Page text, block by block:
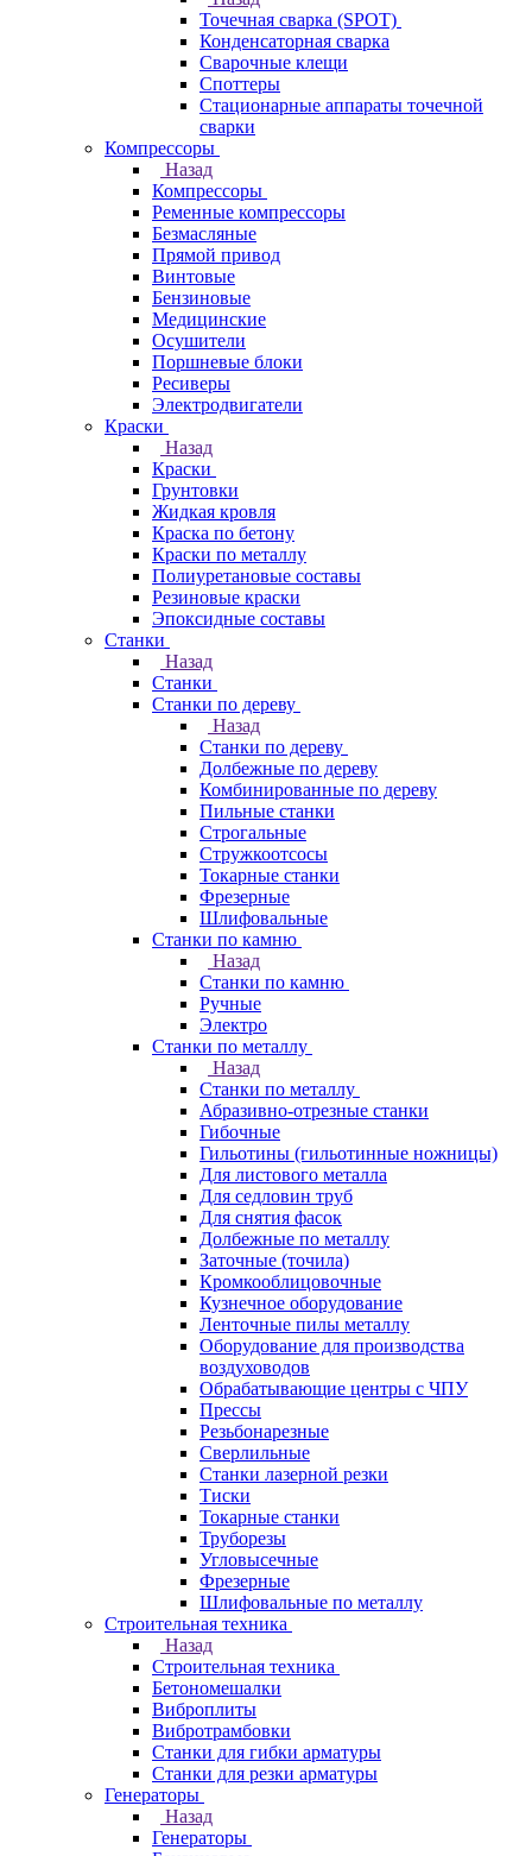
Точечная сварка (SPOT)
Конденсаторная сварка
Сварочные клещи
Споттеры
Стационарные аппараты точечной
сварки
Компрессоры
Назад
Компрессоры
Ременные компрессоры
Безмасляные
Прямой привод
Винтовые
Бензиновые
Медицинские
Осушители
Поршневые блоки
Ресиверы
Электродвигатели
Краски
Назад
Краски
Грунтовки
Жидкая кровля
Краска по бетону
Краски по металлу
Полиуретановые составы
Резиновые краски
Эпоксидные составы
Станки
Назад
Станки
Станки по дереву
Назад
Станки по дереву
Долбежные по дереву
Комбинированные по дереву
Пильные станки
Строгальные
Стружкоотсосы
Токарные станки
Фрезерные
Шлифовальные
Станки по камню
Назад
Станки по камню
Ручные
Электро
Станки по металлу
Назад
Станки по металлу
Абразивно-отрезные станки
Гибочные
Гильотины (гильотинные ножницы)
Для листового металла
Для седловин труб
Для снятия фасок
Долбежные по металлу
Заточные (точила)
Кромкооблицовочные
Кузнечное оборудование
Ленточные пилы металлу
Оборудование для производства
воздуховодов
Обрабатывающие центры с ЧПУ
Прессы
Резьбонарезные
Сверлильные
Станки лазерной резки
Тиски
Токарные станки
Труборезы
Угловысечные
Фрезерные
Шлифовальные по металлу
Строительная техника
Назад
Строительная техника
Бетономешалки
Виброплиты
Вибротрамбовки
Станки для гибки арматуры
Станки для резки арматуры
Генераторы
Назад
Генераторы